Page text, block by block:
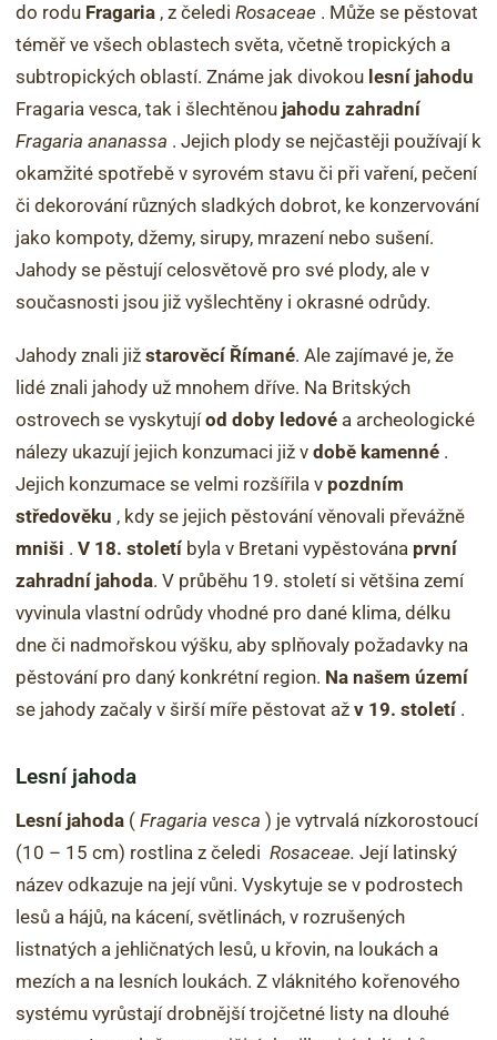
do rodu Fragaria , z čeledi Rosaceae . Může se pěstovat
téměř ve všech oblastech světa, včetně tropických a
subtropických oblastí. Známe jak divokou lesní jahodu
Fragaria vesca, tak i šlechtěnou jahodu zahradní
Fragaria ananassa . Jejich plody se nejčastěji používají k
okamžité spotřebě v syrovém stavu či při vaření, pečení
či dekorování různých sladkých dobrot, ke konzervování
jako kompoty, džemy, sirupy, mrazení nebo sušení.
Jahody se pěstují celosvětově pro své plody, ale v
současnosti jsou již vyšlechtěny i okrasné odrůdy.
Jahody znali již starověcí Římané. Ale zajímavé je, že
lidé znali jahody už mnohem dříve. Na Britských
ostrovech se vyskytujíod doby ledové a archeologické
nálezy ukazují jejich konzumaci již v době kamenné .
Jejich konzumace se velmi rozšířila v pozdním
středověku , kdy se jejich pěstování věnovali převážně
mniši . V 18. století byla v Bretani vypěstována první
zahradní jahoda. V průběhu 19. století si většina zemí
vyvinula vlastní odrůdy vhodné pro dané klima, délku
dne či nadmořskou výšku, aby splňovaly požadavky na
pěstování pro daný konkrétní region. Na našem území
se jahody začaly v širší míře pěstovat až v 19. století .
Lesní jahoda
Lesní jahoda ( Fragaria vesca ) je vytrvalá nízkorostoucí
(10 – 15 cm) rostlina z čeledi Rosaceae. Její latinský
název odkazuje na její vůni. Vyskytuje se v podrostech
lesů a hájů, na kácení, světlinách, v rozrušených
listnatých a jehličnatých lesů, u křovin, na loukách a
mezích a na lesních loukách. Z vláknitého kořenového
systému vyrůstají drobnější trojčetné listy na dlouhé